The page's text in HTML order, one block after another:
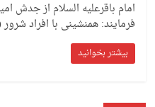
امام باقرعلیه السلام از جدش
فرمایند: همنشینی با افراد
بیشتر بخوانید